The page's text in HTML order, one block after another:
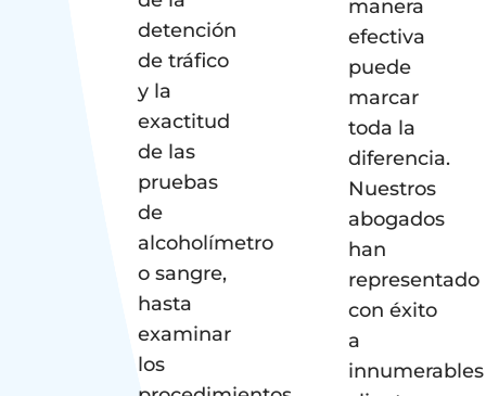
detención
de tráfico
y la
exactitud
de las
pruebas
de
alcoholímetro
o sangre,
hasta
examinar
los
manera
efectiva
puede
marcar
toda la
diferencia.
Nuestros
abogados
han
representado
con éxito
a
innumerables